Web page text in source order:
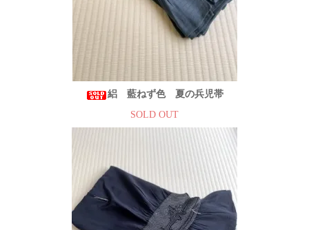
絽 藍ねず色 夏の兵児帯
SOLD OUT